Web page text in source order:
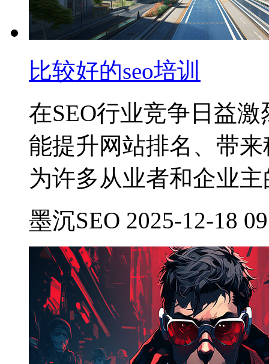
比较好的seo培训
在SEO行业竞争日益
能提升网站排名、带
为许多从业者和企业
墨沉SEO 2025-12-18